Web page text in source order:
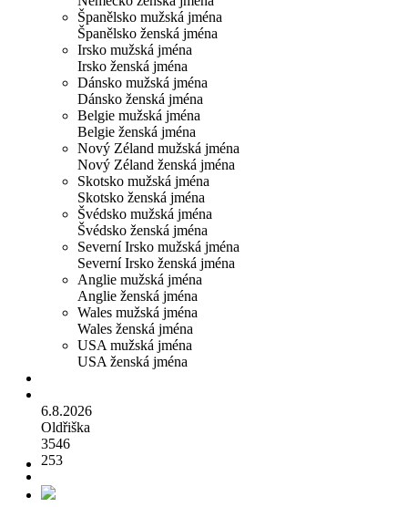
Španělsko mužská jména
Španělsko ženská jména
Irsko mužská jména
Irsko ženská jména
Dánsko mužská jména
Dánsko ženská jména
Belgie mužská jména
Belgie ženská jména
Nový Zéland mužská jména
Nový Zéland ženská jména
Skotsko mužská jména
Skotsko ženská jména
Švédsko mužská jména
Švédsko ženská jména
Severní Irsko mužská jména
Severní Irsko ženská jména
Anglie mužská jména
Anglie ženská jména
Wales mužská jména
Wales ženská jména
USA mužská jména
USA ženská jména
6.8.2026
Oldřiška
3546
253